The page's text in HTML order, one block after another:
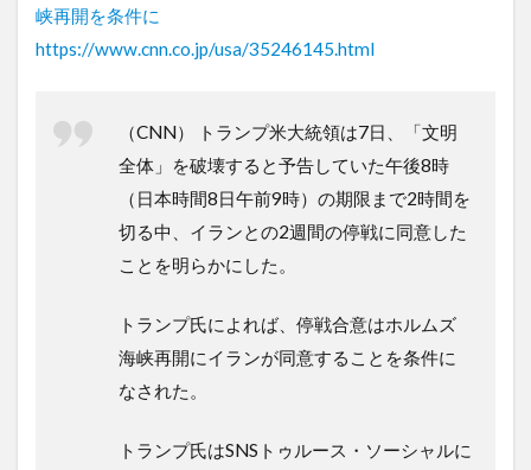
峡再開を条件に
https://www.cnn.co.jp/usa/35246145.html
（CNN） トランプ米大統領は7日、「文明
全体」を破壊すると予告していた午後8時
（日本時間8日午前9時）の期限まで2時間を
切る中、イランとの2週間の停戦に同意した
ことを明らかにした。
トランプ氏によれば、停戦合意はホルムズ
海峡再開にイランが同意することを条件に
なされた。
トランプ氏はSNSトゥルース・ソーシャルに